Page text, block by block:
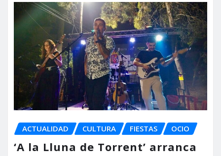
ACTUALIDAD CULTURA FIESTAS OCIO
‘A la Lluna de Torrent’ arranca